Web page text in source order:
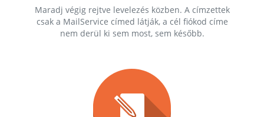
Maradj végig rejtve levelezés közben. A címzettek
csak a MailService címed látják, a cél fiókod címe
nem derül ki sem most, sem később.